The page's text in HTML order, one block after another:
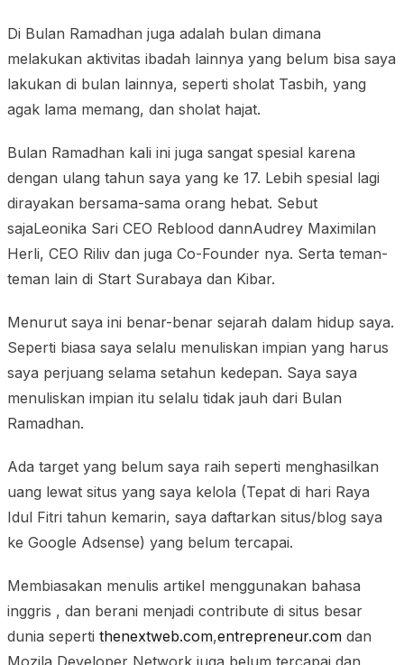
Di Bulan Ramadhan juga adalah bulan dimana
melakukan aktivitas ibadah lainnya yang belum bisa saya
lakukan di bulan lainnya, seperti sholat Tasbih, yang
agak lama memang, dan sholat hajat.
Bulan Ramadhan kali ini juga sangat spesial karena
dengan ulang tahun saya yang ke 17. Lebih spesial lagi
dirayakan bersama-sama orang hebat. Sebut
sajaLeonika Sari CEO Reblood dannAudrey Maximilan
Herli, CEO Riliv dan juga Co-Founder nya. Serta teman-
teman lain di Start Surabaya dan Kibar.
Menurut saya ini benar-benar sejarah dalam hidup saya.
Seperti biasa saya selalu menuliskan impian yang harus
saya perjuang selama setahun kedepan. Saya saya
menuliskan impian itu selalu tidak jauh dari Bulan
Ramadhan.
Ada target yang belum saya raih seperti menghasilkan
uang lewat situs yang saya kelola (Tepat di hari Raya
Idul Fitri tahun kemarin, saya daftarkan situs/blog saya
ke Google Adsense) yang belum tercapai.
Membiasakan menulis artikel menggunakan bahasa
inggris , dan berani menjadi contribute di situs besar
dunia seperti thenextweb.com,entrepreneur.com dan
Mozila Developer Network juga belum tercapai dan